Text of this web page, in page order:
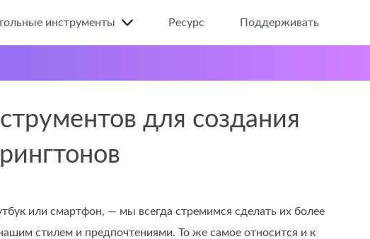
инструменты Ресурс Поддерживать
для создания
или смартфон, — мы всегда стремимся сделать их более
стилем и предпочтениями. То же самое относится и к